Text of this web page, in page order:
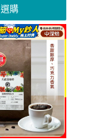
選購